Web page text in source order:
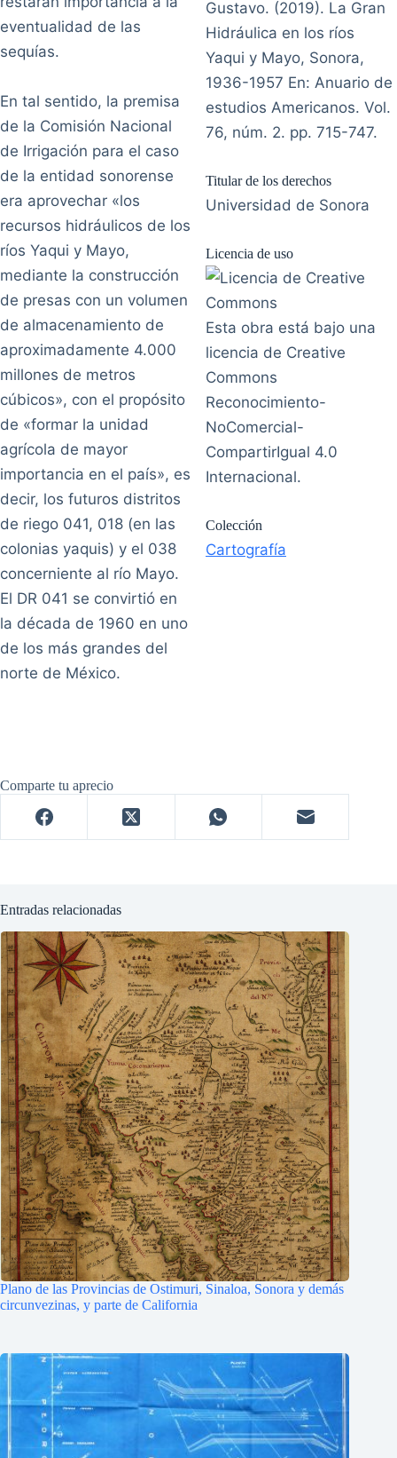
eventualidad de las
sequías.
En tal sentido, la premisa
de la Comisión Nacional
de Irrigación para el caso
de la entidad sonorense
era aprovechar «los
recursos hidráulicos de los
ríos Yaqui y Mayo,
mediante la construcción
de presas con un volumen
de almacenamiento de
aproximadamente 4.000
millones de metros
cúbicos», con el propósito
de «formar la unidad
agrícola de mayor
importancia en el país», es
decir, los futuros distritos
de riego 041, 018 (en las
colonias yaquis) y el 038
concerniente al río Mayo.
El DR 041 se convirtió en
la década de 1960 en uno
de los más grandes del
norte de México.
Gustavo. (2019). La Gran
Hidráulica en los ríos
Yaqui y Mayo, Sonora,
1936-1957 En: Anuario de
estudios Americanos. Vol.
76, núm. 2. pp. 715-747.
Titular de los derechos
Universidad de Sonora
Licencia de uso
Esta obra está bajo una
licencia de Creative
Commons
Reconocimiento-
NoComercial-
CompartirIgual 4.0
Internacional.
Colección
Cartografía
Comparte tu aprecio
Entradas relacionadas
Plano de las Provincias de Ostimuri, Sinaloa, Sonora y demás
circunvezinas, y parte de California